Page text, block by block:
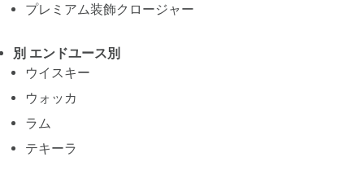
プレミアム装飾クロージャー
別 エンドユース別
ウイスキー
ウォッカ
ラム
テキーラ